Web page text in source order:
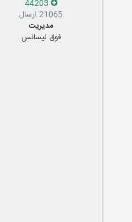
21065 ارسال
مدیریت
فوق لیسانس